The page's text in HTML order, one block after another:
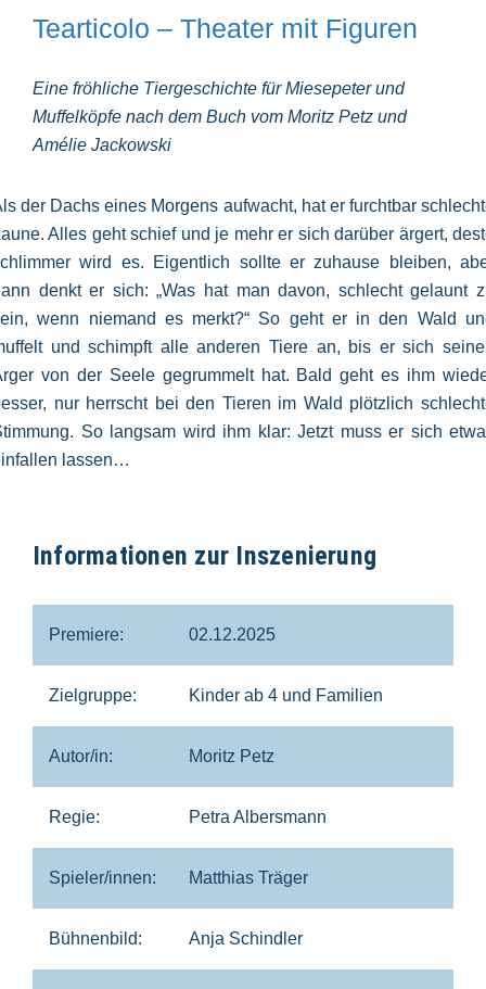
Tearticolo – Theater mit Figuren
Eine fröhliche Tiergeschichte für Miesepeter und
Muffelköpfe nach dem Buch vom Moritz Petz und
Amélie Jackowski
der Dachs eines Morgens aufwacht, hat er furchtbar
Alles geht schief und je mehr er sich darüber ärgert,
wird es. Eigentlich sollte er zuhause bleiben,
denkt er sich: „Was hat man davon, schlecht gelaunt
wenn niemand es merkt?“ So geht er in den Wald
und schimpft alle anderen Tiere an, bis er sich
von der Seele gegrummelt hat. Bald geht es ihm
nur herrscht bei den Tieren im Wald plötzlich
So langsam wird ihm klar: Jetzt muss er sich
lassen…
Informationen zur Inszenierung
Premiere: 02.12.2025
Zielgruppe: Kinder ab 4 und Familien
Autor/in: Moritz Petz
Regie: Petra Albersmann
Spieler/innen: Matthias Träger
Bühnenbild: Anja Schindler